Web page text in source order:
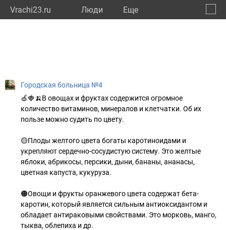
Vrachi23.ru Люди Eще
Городская больница №4
🍏🍓🍌В овощах и фруктах содержится огромное
количество витаминов, минералов и клетчатки. Об их
пользе можно судить по цвету.
🟡Плоды желтого цвета богаты каротиноидами и
укрепляют сердечно-сосудистую систему. Это желтые
яблоки, абрикосы, персики, дыни, бананы, ананасы,
цветная капуста, кукуруза.
🟠Овощи и фрукты оранжевого цвета содержат бета-
каротин, который является сильным антиоксидантом и
обладает антираковыми свойствами. Это морковь, манго,
тыква, облепиха и др.